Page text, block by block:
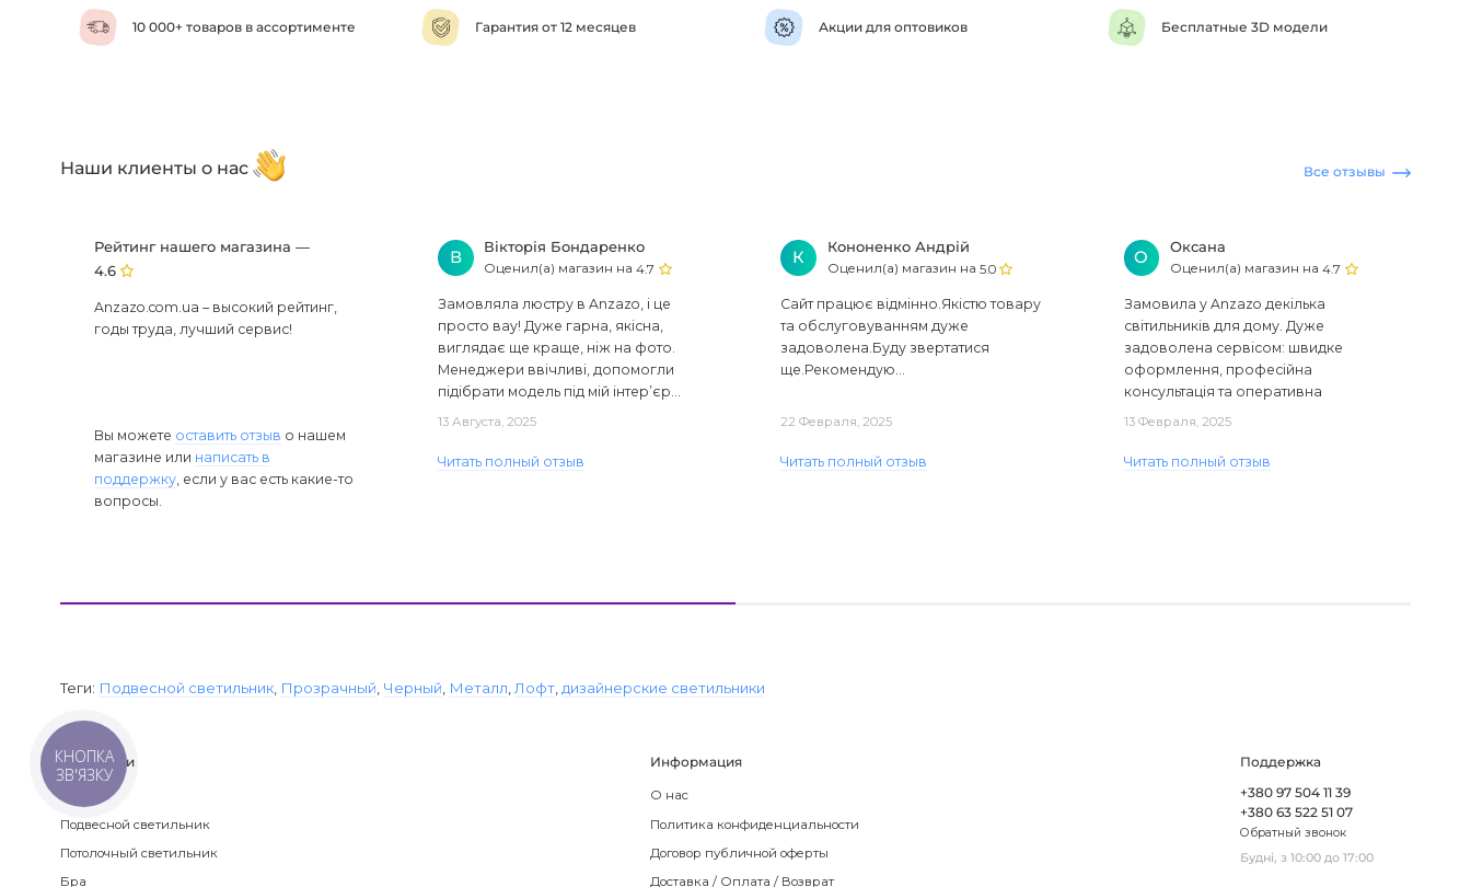
10 000+ товаров в ассортименте Гарантия от 12 месяцев Акции для оптовиков Бесплатные 3D модели
Наши клиенты о нас Все отзывы
Рейтинг нашего магазина —
4.6
Anzazo.com.ua – высокий рейтинг,
годы труда, лучший сервис!
Вы можете оставить отзыв о нашем
магазине или написать в
поддержку , если у вас есть какие-то
вопросы.
В
Вікторія Бондаренко
Оценил(а) магазин на4.7
Замовляла люстру в Anzazo, і це
просто вау! Дуже гарна, якісна,
виглядає ще краще, ніж на фото.
Менеджери ввічливі, допомогли
підібрати модель під мій інтер’єр...
13 Августа, 2025
Читать полный отзыв
К
Кононенко Андрій
Оценил(а) магазин на 5.0
Сайт працює відмінно.Якістю товару
та обслуговуванням дуже
задоволена.Буду звертатися
ще.Рекомендую...
22 Февраля, 2025
Читать полный отзыв
О
Оксана
Оценил(а) магазин на4.7
Замовила у Anzazo декілька
світильників для дому. Дуже
задоволена сервісом: швидке
оформлення, професійна
консультація та оперативна
13 Февраля, 2025
Читать полный отзыв
Теги: Подвесной светильник Прозрачный Черный Металл Лофт дизайнерские светильники
Категории
Люстра
Подвесной светильник
Потолочный светильник
Бра
Информация
О нас
Политика конфиденциальности
Договор публичной оферты
Доставка / Оплата / Возврат
Поддержка
+380 97 504 11 39
+380 63 522 51 07
Обратный звонок
Будні, з 10:00 до 17:00
КНОПКА
ЗВ'ЯЗКУ